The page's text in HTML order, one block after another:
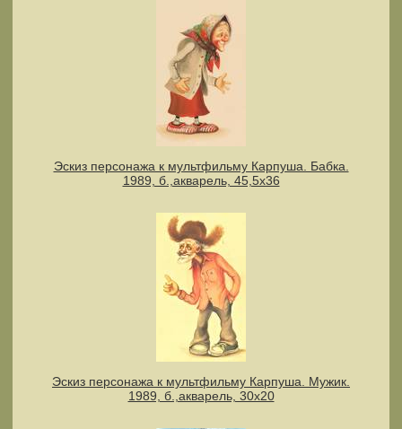
Эскиз персонажа к мультфильму Карпуша. Бабка.
1989, б.,акварель, 45,5х36
Эскиз персонажа к мультфильму Карпуша. Мужик.
1989, б.,акварель, 30х20